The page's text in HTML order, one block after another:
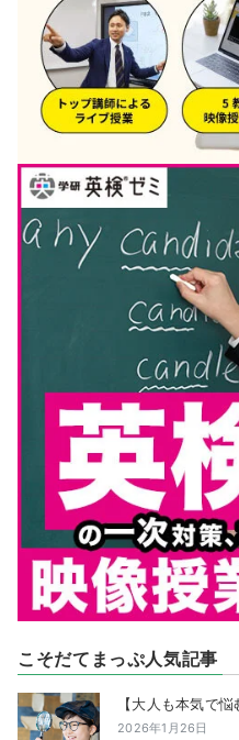
こそだてまっぷ人気記事
【大人も本気で
2026年1月26日